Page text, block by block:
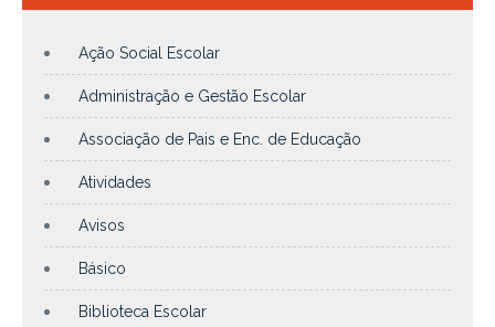
Ação Social Escolar
Administração e Gestão Escolar
Associação de Pais e Enc. de Educação
Atividades
Avisos
Básico
Biblioteca Escolar